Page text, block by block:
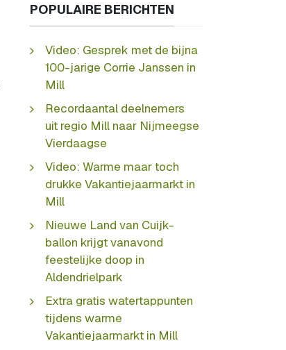
POPULAIRE BERICHTEN
Video: Gesprek met de bijna
100-jarige Corrie Janssen in
Mill
Recordaantal deelnemers
uit regio Mill naar Nijmeegse
Vierdaagse
Video: Warme maar toch
drukke Vakantiejaarmarkt in
Mill
Nieuwe Land van Cuijk-
ballon krijgt vanavond
feestelijke doop in
Aldendrielpark
Extra gratis watertappunten
tijdens warme
Vakantiejaarmarkt in Mill